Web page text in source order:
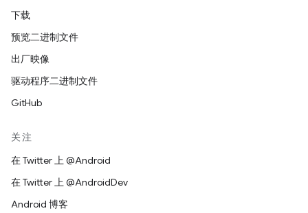
下载
预览二进制文件
出厂映像
驱动程序二进制文件
GitHub
关注
在 Twitter 上 @Android
在 Twitter 上 @AndroidDev
Android 博客